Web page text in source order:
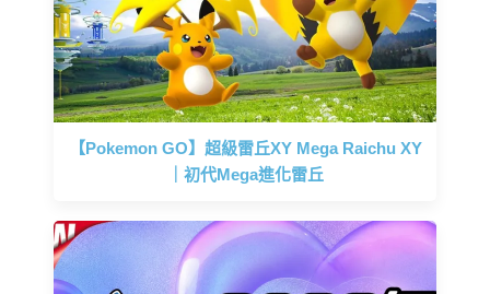
【Pokemon GO】超級雷丘XY Mega Raichu XY
｜初代Mega進化雷丘